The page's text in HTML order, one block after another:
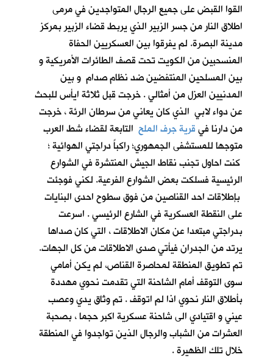
القوا القبض على جميع الرجال المتواجدين في مرمى
اطلاق النار من جسر الزبير الذي يربط قضاء الزبير بمركز
مدينة البصرة. لم يفرقوا بين العسكريين الحفاة
المنسحبين من الكويت تحت قصف الطائرات الأمريكية و
بين المسلحين المنتفضين ضد نظام صدام و بين
المدنيين العزل من أمثالي . خرجت قبل ثلاثة ايأس للبحث
عن دواء لابي الذي كان يعاني من سرطان الرئة ، خرجت
من دارنا فيقرية جرف الملح التابعة لقضاء شط العرب
متوجها للمستشفى الجمهوري؛ راكباً دراجتي الهوائية ؛
كنت احاول تجنب نقاط الجيش المنتشرة في الشوارع
الرئيسية فسلكت بعض الشوارع الفرعية. لكني فوجئت
بإطلاقات احد القناصين من فوق سطوح احدى البنايات
على النقطة العسكرية في الشارع الرئيسي . اسرعت
بدراجتي مبتعدا عن مكان الاطلاقات ، التي كان صداها
يرتد من الجدران فيأتي صدى الاطلاقات من كل الجهات.
تم تطويق المنطقة لمحاصرة القناص، لم يكن أمامي
سوى التوقف أمام الشاحنة التي تقدمت نحوي مهددة
بأطلاق النار نحوي اذا لم اتوقف . تم وثاق يدي وعصب
عيني و اقتيادي الى شاحنة عسكرية اكبر حجما ، بصحبة
العشرات من الشباب والرجال الذين تواجدوا في المنطقة
خلال تلك الظهيرة .